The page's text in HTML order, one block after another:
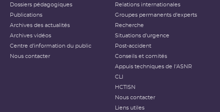
Dossiers pédagogiques
Publications
Archives des actualités
Archives vidéos
Centre d'information du public
Nous contacter
Relations internationales
Groupes permanents d'experts
Recherche
Situations d'urgence
Post-accident
Conseils et comités
Appuis techniques de l'ASNR
CLI
HCTISN
Nous contacter
Liens utiles